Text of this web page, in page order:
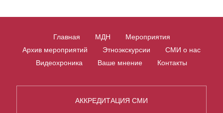
Главная МДН
Мероприятия
Архив мероприятий
Этноэкскурсии
СМИ о нас
Видеохроника
Ваше мнение Контакты
АККРЕДИТАЦИЯ СМИ